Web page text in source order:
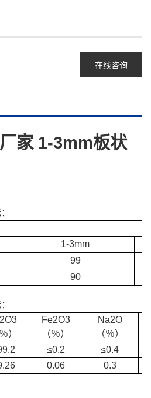
在线咨询
家 1-3mm板状
1-3mm
99
90
2O3
）
Fe2O3
（％）
Na2O
（％）
≤0.2
≤0.4
0.06 0.3